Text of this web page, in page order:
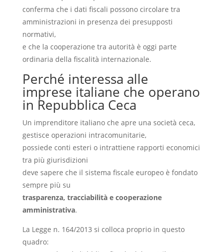
conferma che i dati fiscali possono circolare tra
amministrazioni in presenza dei presupposti
normativi,
e che la cooperazione tra autorità è oggi parte
ordinaria della fiscalità internazionale.
Perché interessa alle
imprese italiane che operano
in Repubblica Ceca
Un imprenditore italiano che apre una società ceca,
gestisce operazioni intracomunitarie,
possiede conti esteri o intrattiene rapporti economici
tra più giurisdizioni
deve sapere che il sistema fiscale europeo è fondato
sempre più su
trasparenza, tracciabilità e cooperazione
amministrativa.
La Legge n. 164/2013 si colloca proprio in questo
quadro: